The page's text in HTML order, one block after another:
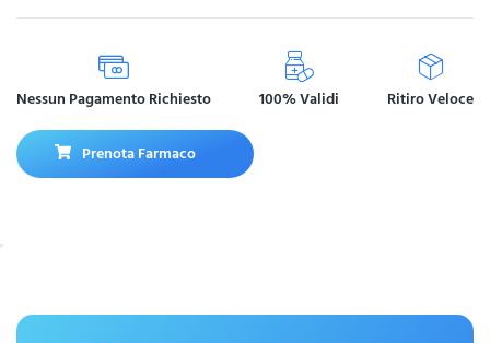
Nessun Pagamento Richiesto 100% Validi Ritiro Veloce
Prenota Farmaco